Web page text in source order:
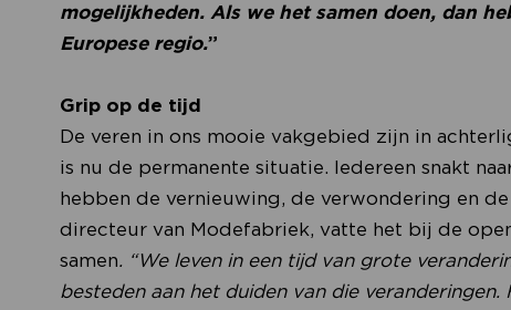
mogelijkheden. Als we het samen doen, dan
Europese regio.”
Grip op de tijd
De veren in ons mooie vakgebied zijn in
is nu de permanente situatie. Iedereen snakt
hebben de vernieuwing, de verwondering en de
directeur van Modefabriek, vatte het bij de
samen. “We leven in een tijd van grote
besteden aan het duiden van die